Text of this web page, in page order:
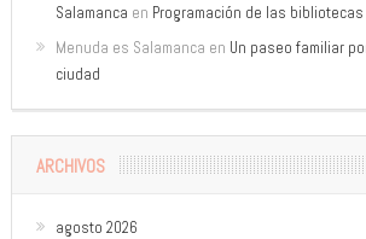
Salamanca en Programación de las
Menuda es Salamanca en Un paseo familiar
ciudad
ARCHIVOS
agosto 2026